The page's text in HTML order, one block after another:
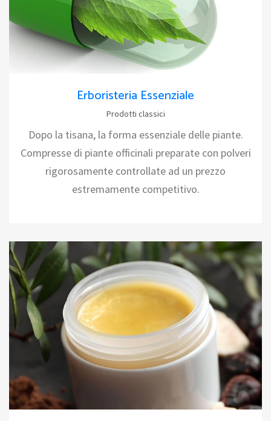
Erboristeria Essenziale
Prodotti classici
Dopo la tisana, la forma essenziale delle piante.
Compresse di piante officinali preparate con polveri
rigorosamente controllate ad un prezzo
estremamente competitivo.